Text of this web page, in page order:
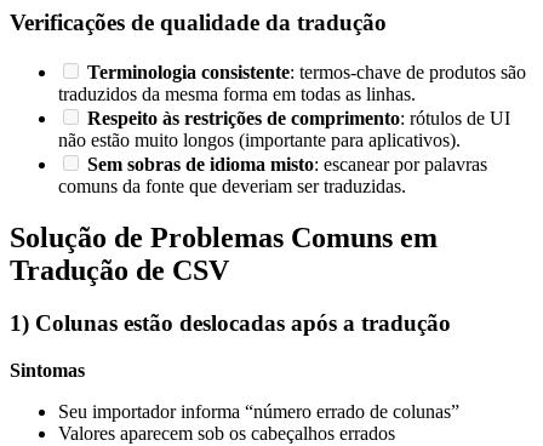
Verificações de qualidade da tradução
Terminologia consistente: termos-chave de produtos são
traduzidos da mesma forma em todas as linhas.
Respeito às restrições de comprimento: rótulos de UI
não estão muito longos (importante para aplicativos).
Sem sobras de idioma misto: escanear por palavras
comuns da fonte que deveriam ser traduzidas.
Solução de Problemas Comuns em
Tradução de CSV
1) Colunas estão deslocadas após a tradução
Sintomas
Seu importador informa “número errado de colunas”
Valores aparecem sob os cabeçalhos errados